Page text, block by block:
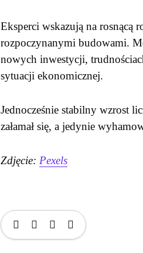
Eksperci wskazują na rosnącą
rozpoczynanymi budowami.
nowych inwestycji,
sytuacji ekonomicznej.
Jednocześnie stabilny wzrost
załamał się, a jedynie
Zdjęcie: Pexels